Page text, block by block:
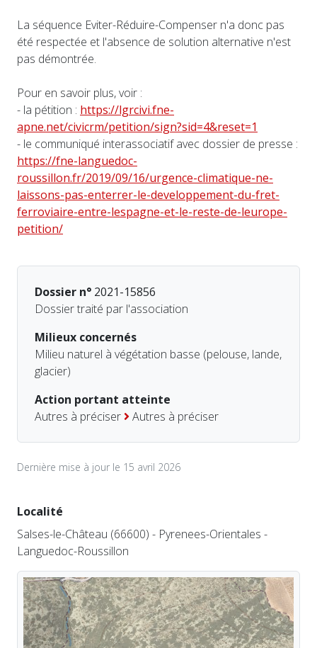
La séquence Eviter-Réduire-Compenser n'a donc pas
été respectée et l'absence de solution alternative n'est
pas démontrée.
Pour en savoir plus, voir :
- la pétition : https://lgrcivi.fne-
apne.net/civicrm/petition/sign?sid=4&reset=1
- le communiqué interassociatif avec dossier de presse :
https://fne-languedoc-
roussillon.fr/2019/09/16/urgence-climatique-ne-
laissons-pas-enterrer-le-developpement-du-fret-
ferroviaire-entre-lespagne-et-le-reste-de-leurope-
petition/
Dossier n° 2021-15856
Dossier traité par l'association
Milieux concernés
Milieu naturel à végétation basse (pelouse, lande,
glacier)
Action portant atteinte
Autres à préciser
Autres à préciser
Dernière mise à jour le 15 avril 2026
Localité
Salses-le-Château (66600) - Pyrenees-Orientales -
Languedoc-Roussillon